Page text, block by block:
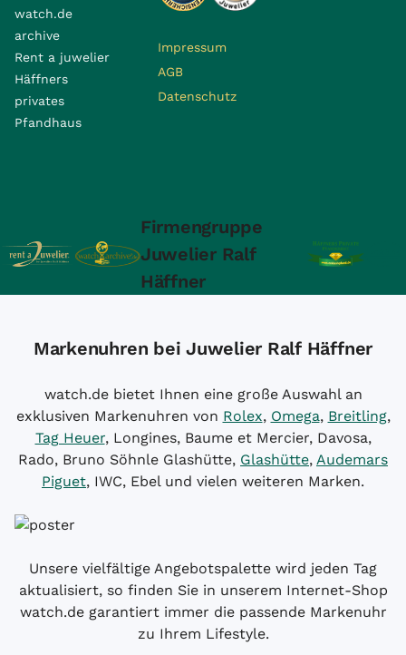
watch.de
archive
Rent a juwelier
Häffners
privates
Pfandhaus
Impressum
AGB
Datenschutz
Firmengruppe
Juwelier Ralf
Häffner
Markenuhren bei Juwelier Ralf Häffner
watch.de bietet Ihnen eine große Auswahl an
exklusiven Markenuhren von Rolex, Omega, Breitling,
Tag Heuer, Longines, Baume et Mercier, Davosa,
Rado, Bruno Söhnle Glashütte, Glashütte, Audemars
Piguet, IWC, Ebel und vielen weiteren Marken.
Unsere vielfältige Angebotspalette wird jeden Tag
aktualisiert, so finden Sie in unserem Internet-Shop
watch.de garantiert immer die passende Markenuhr
zu Ihrem Lifestyle.